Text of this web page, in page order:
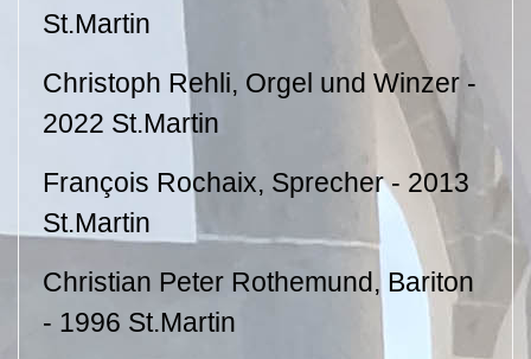
St.Martin
Christoph Rehli, Orgel und Winzer -
2022 St.Martin
François Rochaix, Sprecher - 2013
St.Martin
Christian Peter Rothemund, Bariton
- 1996 St.Martin